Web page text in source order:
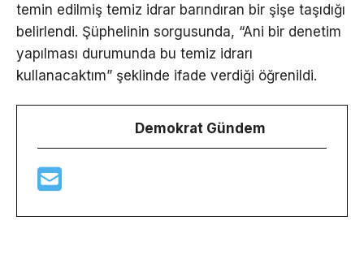
temin edilmiş temiz idrar barındıran bir şişe taşıdığı
belirlendi. Şüphelinin sorgusunda, “Ani bir denetim
yapılması durumunda bu temiz idrarı
kullanacaktım” şeklinde ifade verdiği öğrenildi.
Demokrat Gündem